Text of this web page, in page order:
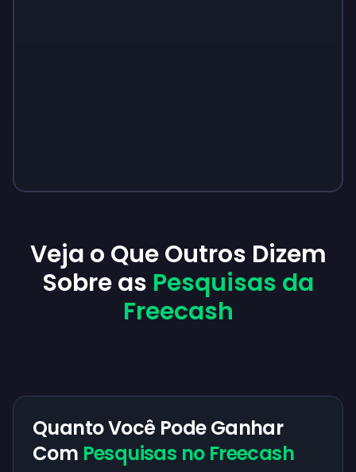
Veja o Que Outros Dizem
Sobre as Pesquisas da
Freecash
Quanto Você Pode Ganhar
Com Pesquisas no Freecash